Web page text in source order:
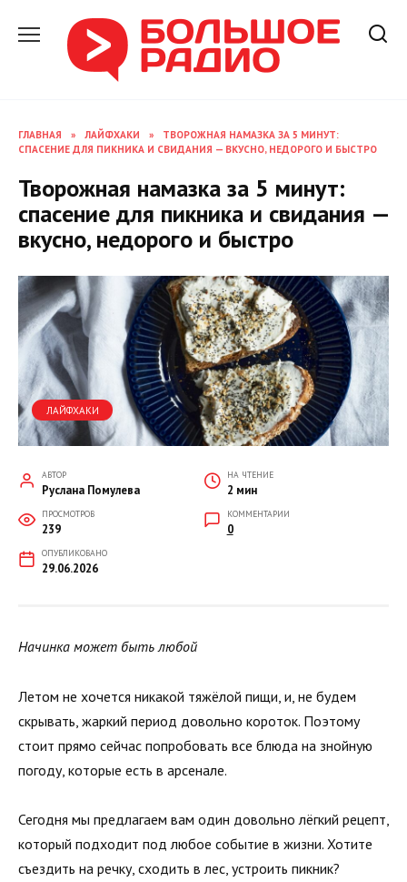
содержанию
ГЛАВНАЯ » ЛАЙФХАКИ »
ТВОРОЖНАЯ НАМАЗКА ЗА 5 МИНУТ:
СПАСЕНИЕ ДЛЯ ПИКНИКА И СВИДАНИЯ — ВКУСНО, НЕДОРОГО И БЫСТРО
Творожная намазка за 5 минут:
спасение для пикника и свидания —
вкусно, недорого и быстро
ЛАЙФХАКИ
АВТОР
Руслана Помулева
НА ЧТЕНИЕ
2 мин
ПРОСМОТРОВ
239
КОММЕНТАРИИ
0
ОПУБЛИКОВАНО
29.06.2026
Начинка может быть любой
Летом не хочется никакой тяжёлой пищи, и, не будем
скрывать, жаркий период довольно короток. Поэтому
стоит прямо сейчас попробовать все блюда на знойную
погоду, которые есть в арсенале.
Сегодня мы предлагаем вам один довольно лёгкий рецепт,
который подходит под любое событие в жизни. Хотите
съездить на речку, сходить в лес, устроить пикник?